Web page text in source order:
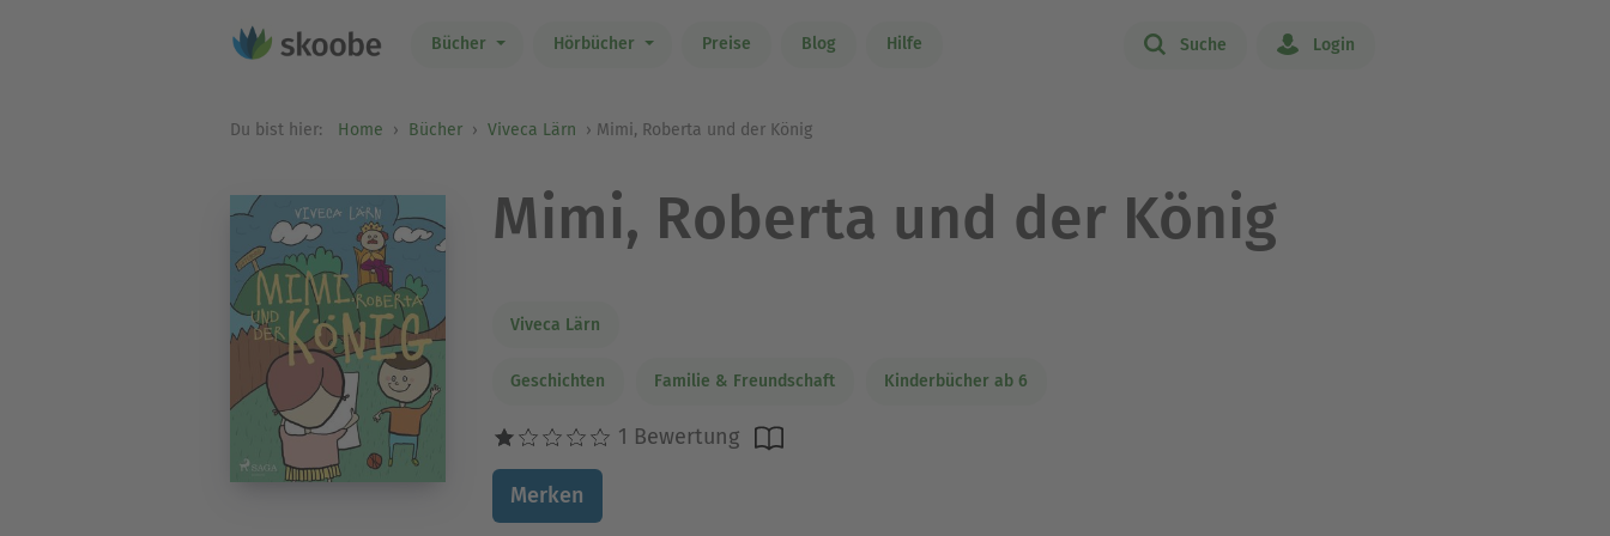
Bücher Hörbücher Preise Blog Hilfe Suche Login
Du bist hier: Home Bücher Viveca Lärn Mimi, Roberta und der König
Mimi, Roberta und der König
Viveca Lärn
Geschichten Familie & Freundschaft Kinderbücher ab 6
1 Bewertung
Merken